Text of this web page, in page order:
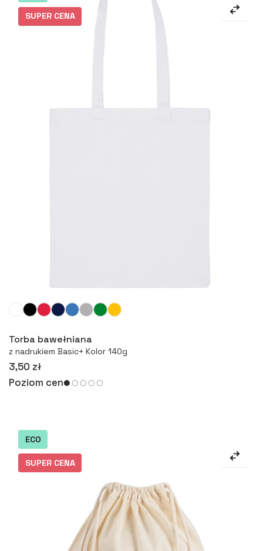
Więcej
Torba bawełniana
z nadrukiem Basic+ Kolor 140g
3,50 zł
Poziom cen
SUPER CENA
ECO
SUPER CENA